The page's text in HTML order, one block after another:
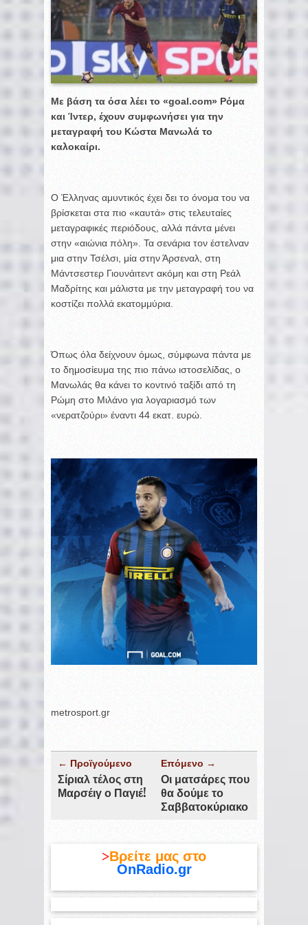
Με βάση τα όσα λέει το «goal.com» Ρόμα
και Ίντερ, έχουν συμφωνήσει για την
μεταγραφή του Κώστα Μανωλά το
καλοκαίρι.
Ο Έλληνας αμυντικός έχει δει το όνομα του να
βρίσκεται στα πιο «καυτά» στις τελευταίες
μεταγραφικές περιόδους, αλλά πάντα μένει
στην «αιώνια πόλη». Τα σενάρια τον έστελναν
μια στην Τσέλσι, μία στην Άρσεναλ, στη
Μάντσεστερ Γιουνάιτεντ ακόμη και στη Ρεάλ
Μαδρίτης και μάλιστα με την μεταγραφή του να
κοστίζει πολλά εκατομμύρια.
Όπως όλα δείχνουν όμως, σύμφωνα πάντα με
το δημοσίευμα της πιο πάνω ιστοσελίδας, ο
Μανωλάς θα κάνει το κοντινό ταξίδι από τη
Ρώμη στο Μιλάνο για λογαριασμό των
«νερατζούρι» έναντι 44 εκατ. ευρώ.
metrosport.gr
← Προϊγούμενο
Σίριαλ τέλος στη
Μαρσέιγ ο Παγιέ!
Επόμενο →
Οι ματσάρες που
θα δούμε το
Σαββατοκύριακο
>Βρείτε μας στο
OnRadio.gr